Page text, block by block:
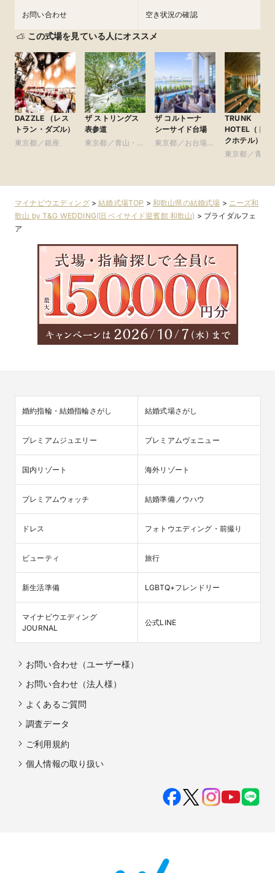
お問い合わせ 空き状況の確認
この式場を見ている人にオススメ
DAZZLE （レス
トラン・ダズル）
東京都／銀座
ザ ストリングス
表参道
東京都／青山・表
ザ コルトーナ
シーサイド台場
東京都／お台場・
TRUNK
HOTEL（トラ
クホテル）
東京都／青山
マイナビウエディング>結婚式場TOP > 和歌山県の結婚式場 > ニーズ和
歌山 by T&G WEDDING(旧 ベイサイド迎賓館 和歌山) > ブライダルフェ
ア
婚約指輪・結婚指輪さがし 結婚式場さがし
プレミアムジュエリー プレミアムヴェニュー
国内リゾート 海外リゾート
プレミアムウォッチ 結婚準備ノウハウ
ドレス フォトウエディング・前撮り
ビューティ 旅行
新生活準備 LGBTQ+フレンドリー
マイナビウエディング
JOURNAL
公式LINE
お問い合わせ（ユーザー様）
お問い合わせ（法人様）
よくあるご質問
調査データ
ご利用規約
個人情報の取り扱い